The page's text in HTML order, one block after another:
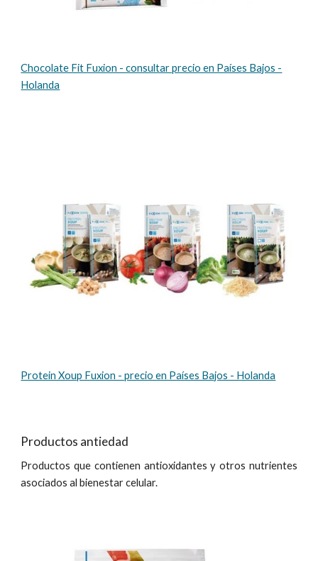
Chocolate Fit Fuxion - consultar precio en Países Bajos -
Holanda
Protein Xoup Fuxion - precio en Países Bajos - Holanda
Productos antiedad
Productos que contienen antioxidantes y otros nutrientes
asociados al bienestar celular.